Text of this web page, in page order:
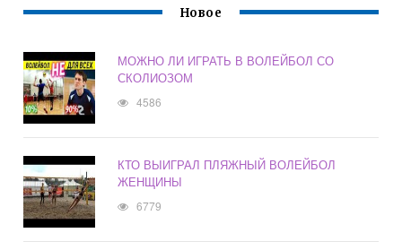
Новое
МОЖНО ЛИ ИГРАТЬ В ВОЛЕЙБОЛ СО
СКОЛИОЗОМ
4586
КТО ВЫИГРАЛ ПЛЯЖНЫЙ ВОЛЕЙБОЛ
ЖЕНЩИНЫ
6779